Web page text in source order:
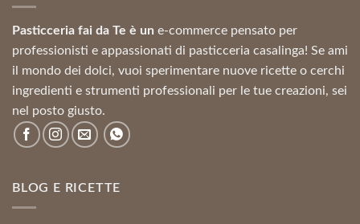
Pasticceria fai da Te è un e-commerce pensato per
professionisti e appassionati di pasticceria casalinga! Se ami
il mondo dei dolci, vuoi sperimentare nuove ricette o cerchi
ingredienti e strumenti professionali per le tue creazioni, sei
nel posto giusto.
BLOG E RICETTE